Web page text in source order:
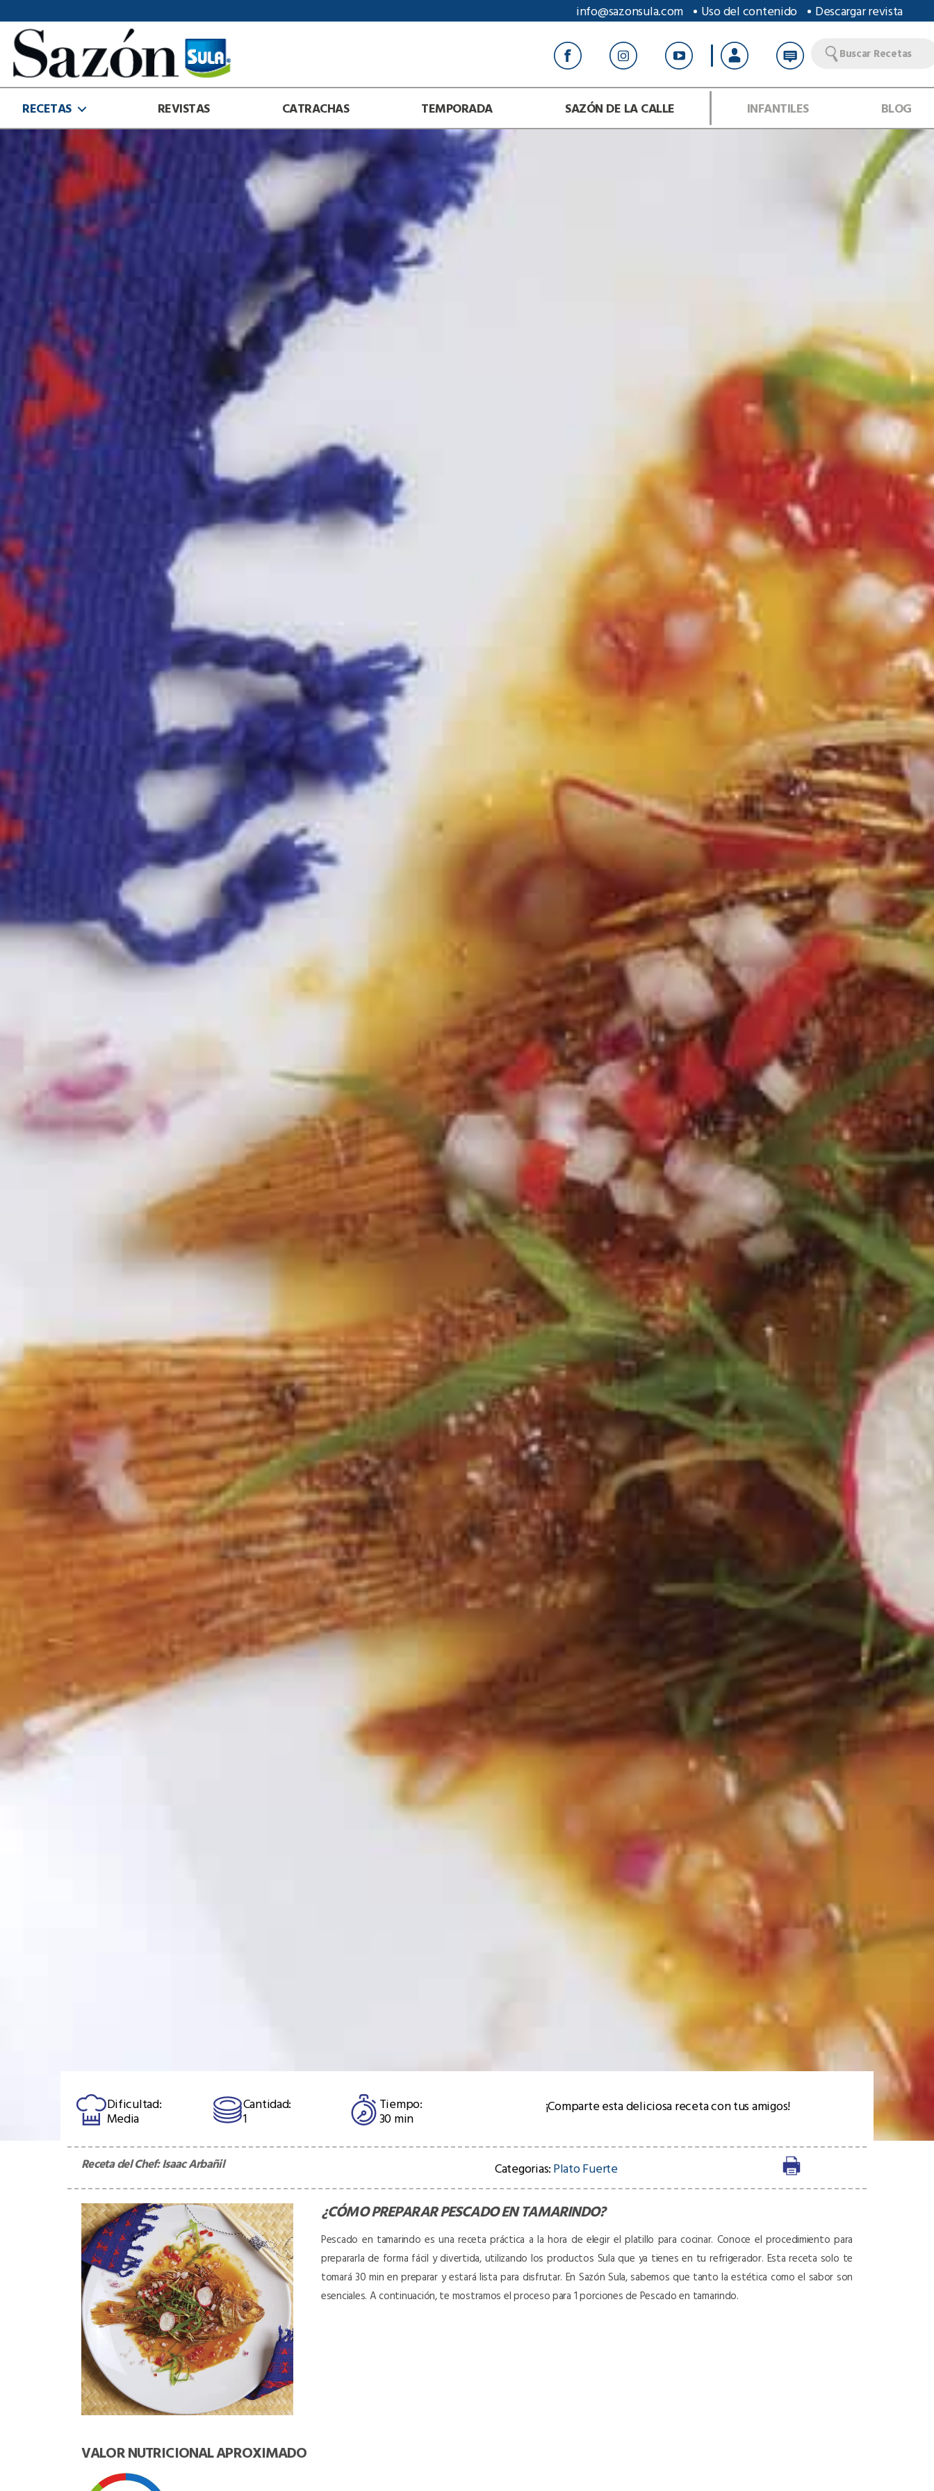
info@sazonsula.com Uso del contenido Descargar revista
Sazón
Sula
Buscar Recetas
RECETAS REVISTAS CATRACHAS TEMPORADA SAZÓN DE LA CALLE INFANTILES BLOG
Dificultad:
Media
Cantidad:
1
Tiempo:
30 min
¡Comparte esta deliciosa receta con tus amigos!
Receta del Chef:Isaac Arbañil Categorias:Plato Fuerte
¿CÓMO PREPARARPESCADO EN TAMARINDO?
Pescado en tamarindo es una receta práctica a la hora de elegir el platillo para cocinar. Conoce el procedimiento para
prepararla de forma fácil y divertida, utilizando los productos Sula que ya tienes en tu refrigerador. Esta receta solo te
tomará 30 min en preparar y estará lista para disfrutar. En Sazón Sula, sabemos que tanto la estética como el sabor son
esenciales. A continuación, te mostramos el proceso para 1 porciones de Pescado en tamarindo.
VALOR NUTRICIONAL APROXIMADO